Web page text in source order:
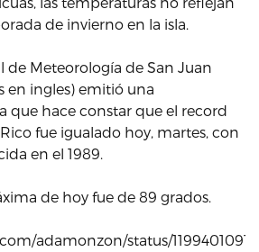
de invierno en la isla.
de Meteorología de San Juan
en ingles) emitió una
que hace constar que el record
fue igualado hoy, martes, con
en el 1989.
de hoy fue de 89 grados.
adamonzon/status/